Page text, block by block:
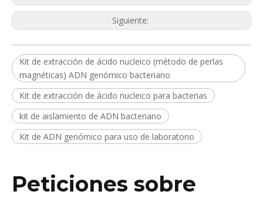
Siguiente:
Kit de extracción de ácido nucleico (método de perlas
magnéticas) ADN genómico bacteriano
Kit de extracción de ácido nucleico para bacterias
kit de aislamiento de ADN bacteriano
Kit de ADN genómico para uso de laboratorio
Peticiones sobre